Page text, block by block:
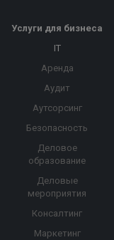
Услуги для бизнеса
IT
Аренда
Аудит
Аутсорсинг
Безопасность
Деловое
образование
Деловые
мероприятия
Консалтинг
Маркетинг